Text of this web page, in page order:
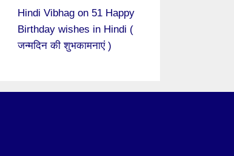
Hindi Vibhag on 51 Happy
Birthday wishes in Hindi (
जन्मदिन की शुभकामनाएं )